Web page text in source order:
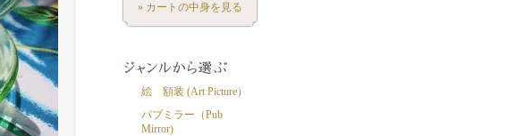
» カートの中身を見る
絵 額装 (Art Picture）
パブミラー（Pub
Mirror)